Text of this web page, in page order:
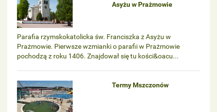
Asyżu w Prażmowie
Parafia rzymskokatolicka św. Franciszka z Asyżu w
Prażmowie. Pierwsze wzmianki o parafii w Prażmowie
pochodzą z roku 1406. Znajdował się tu kości&oacu...
Termy Mszczonów